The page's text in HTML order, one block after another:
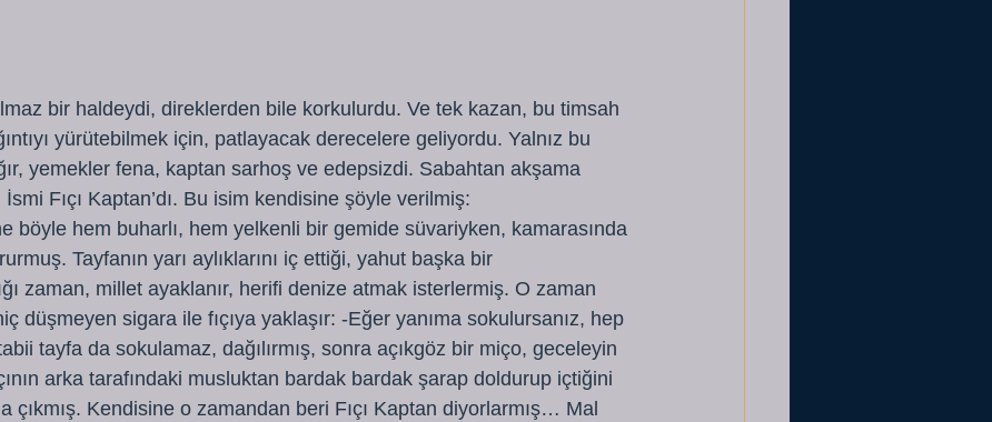
bir haldeydi, direklerden bile korkulurdu. Ve tek kazan, bu timsah
yürütebilmek için, patlayacak derecelere geliyordu. Yalnız bu
yemekler fena, kaptan sarhoş ve edepsizdi. Sabahtan akşama
Fıçı Kaptan’dı. Bu isim kendisine şöyle verilmiş:
böyle hem buharlı, hem yelkenli bir gemide süvariyken, kamarasında
Tayfanın yarı aylıklarını iç ettiği, yahut başka bir
zaman, millet ayaklanır, herifi denize atmak isterlermiş. O zaman
düşmeyen sigara ile fıçıya yaklaşır: -Eğer yanıma sokulursanız, hep
tayfa da sokulamaz, dağılırmış, sonra açıkgöz bir miço, geceleyin
arka tarafındaki musluktan bardak bardak şarap doldurup içtiğini
çıkmış. Kendisine o zamandan beri Fıçı Kaptan diyorlarmış… Mal